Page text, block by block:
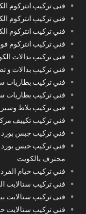
فني تركيب انتركوم الكويت
فني تركيب انتركوم
فني تركيب انتركوم
فني تركيب انتركوم
فني تركيب بدالات الكويت
فني تركيب بدالات و
فني تركيب بطاريات
فني تركيب بطاريات
فني تركيب بلاط
فني تركيب تكييف
فني تركيب جبس بورد
فني تركيب جبس بورد
محترف بالكويت
فني تركيب خيام
فني تركيب ستالايت
فني تركيب ستالايت
فني تركيب ستالايت